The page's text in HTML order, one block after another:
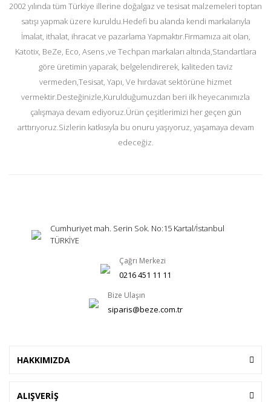
2002 yılında tüm Türkiye illerine doğalgaz ve tesisat malzemeleri toptan
satışı yapmak üzere kuruldu.Hedefi bu alanda kendi markalarıyla
İmalat, ithalat, ihracat ve pazarlama Yapmaktır.Firmamıza ait olan,
Katotix, BeZe, Eco, Asens ,ve Techpan markaları altında,Standartlara
göre üretimin yaparak, belgelendirerek, kaliteden taviz
vermeden,Tesisat, Yapı, Ve hırdavat sektörüne hizmet
vermektir.Desteğinizle,Kurulduğumuzdan beri ilk heyecanımızla
çalışmaya devam ediyoruz.Ürün çeşitlerimizi her geçen gün
arttırıyoruz.Sizlerin katkısıyla bu onuru yaşıyoruz, yaşamaya devam
edeceğiz.
Cumhuriyet mah. Serin Sok. No:15 Kartal/İstanbul
TÜRKİYE
Çağrı Merkezi
0216 451 11 11
Bize Ulaşın
siparis@beze.com.tr
HAKKIMIZDA
ALIŞVERİŞ